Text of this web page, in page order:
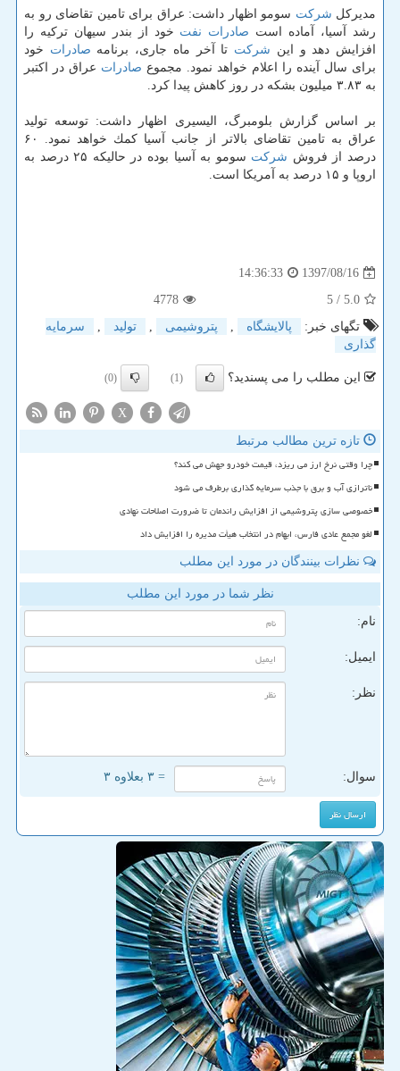
مدیركل شركت سومو اظهار داشت: عراق برای تامین تقاضای رو به
رشد آسیا، آماده است صادرات نفت خود از بندر سیهان تركیه را
افزایش دهد و این شركت تا آخر ماه جاری، برنامه صادرات خود
برای سال آینده را اعلام خواهد نمود. مجموع صادرات عراق در اكتبر
به ۳.۸۳ میلیون بشكه در روز كاهش پیدا كرد.
بر اساس گزارش بلومبرگ، الیسیری اظهار داشت: توسعه تولید
عراق به تامین تقاضای بالاتر از جانب آسیا كمك خواهد نمود. ۶۰
درصد از فروش شركت
سومو به آسیا بوده در حالیكه ۲۵ درصد به
اروپا و ۱۵ درصد به آمریكا است.
1397/08/16
14:36:33
5.0
/ 5
4778
تگهای خبر:
پالایشگاه , پتروشیمی , تولید ,
سرمایه
گذاری
این مطلب را می پسندید؟ (1)
(0)
X
تازه ترین مطالب مرتبط
چرا وقتی نرخ ارز می ریزد، قیمت خودرو جهش می کند؟
ناترازی آب و برق با جذب سرمایه گذاری برطرف می شود
خصوصی سازی پتروشیمی از افزایش راندمان تا ضرورت اصلاحات نهادی
لغو مجمع عادی فارس، ابهام در انتخاب هیأت مدیره را افزایش داد
نظرات بینندگان در مورد این مطلب
نظر شما در مورد این مطلب
نام:
ایمیل:
نظر:
سوال: = ۳ بعلاوه ۳